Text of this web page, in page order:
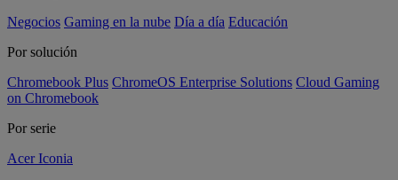
Negocios Gaming en la nube Día a día Educación
Por solución
Chromebook Plus ChromeOS Enterprise Solutions Cloud Gaming
on Chromebook
Por serie
Acer Iconia